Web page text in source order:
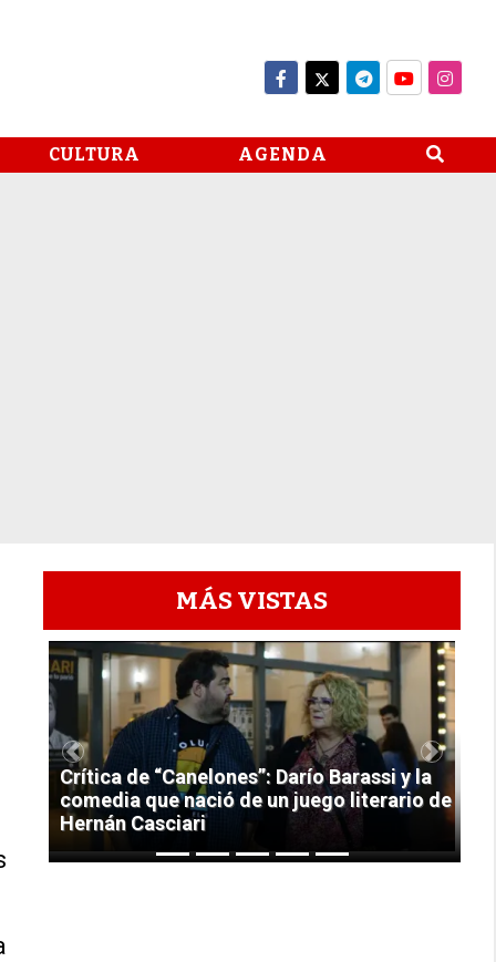
CULTURA AGENDA
MÁS VISTAS
1
Crítica de “Canelones”: Darío Barassi y la
comedia que nació de un juego literario de
Hernán Casciari
Previous Next